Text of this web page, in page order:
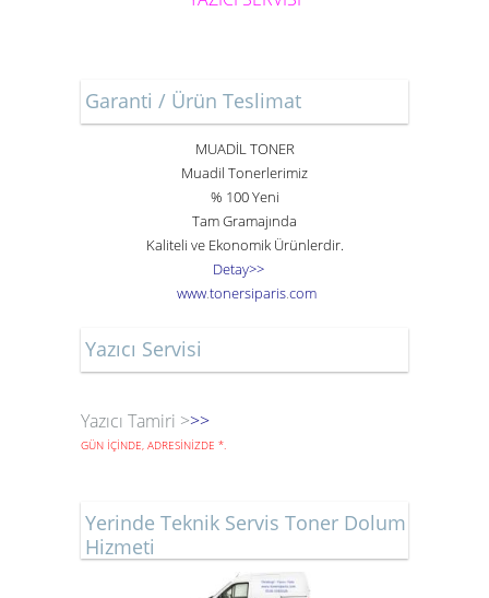
Garanti / Ürün Teslimat
MUADİL TONER
Muadil Tonerlerimiz
% 100 Yeni
Tam Gramajında
Kaliteli ve Ekonomik Ürünlerdir.
Detay>>
www.tonersiparis.com
Yazıcı Servisi
Yazıcı Tamiri >>>
GÜN İÇİNDE, ADRESİNİZDE *.
Yerinde Teknik Servis Toner Dolum
Hizmeti